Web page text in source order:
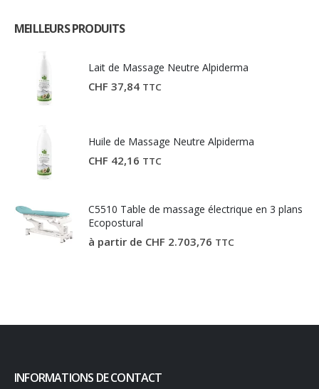
MEILLEURS PRODUITS
Lait de Massage Neutre Alpiderma
CHF 37,84 TTC
Huile de Massage Neutre Alpiderma
CHF 42,16 TTC
C5510 Table de massage électrique en 3 plans
Ecopostural
à partir de CHF 2.703,76 TTC
INFORMATIONS DE CONTACT